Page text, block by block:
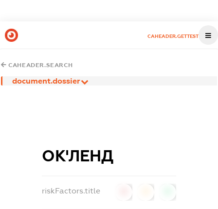
CAHEADER.GETTEST
CAHEADER.SEARCH
document.dossier
ОК'ЛЕНД
riskFactors.title